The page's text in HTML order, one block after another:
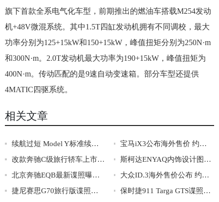
旗下首款全系电气化车型，前期推出的燃油车搭载M254发动
机+48V微混系统。其中1.5T四缸发动机拥有不同调校，最大
功率分别为125+15kW和150+15kW，峰值扭矩分别为250N·m
和300N·m。2.0T发动机最大功率为190+15kW，峰值扭矩为
400N·m。传动匹配的是9速自动变速箱。部分车型还提供
4MATIC四驱系统。
相关文章
续航过短 Model Y标准续航版将不生产
宝马iX3公布海外售价 约合人民币55.4万元
改款奔驰C级旅行轿车上市 售价36.08-39.28万
斯柯达ENYAQ内饰设计图曝光 配悬浮式中控屏
北京奔驰EQB最新谍照曝光 续航有望达到480km
大众ID.3海外售价公布 约售价28.8-36.3万元
捷尼赛思G70旅行版谍照曝光 采用单边两出排气
保时捷911 Targa GTS谍照曝光 搭载搭载3.0T动力